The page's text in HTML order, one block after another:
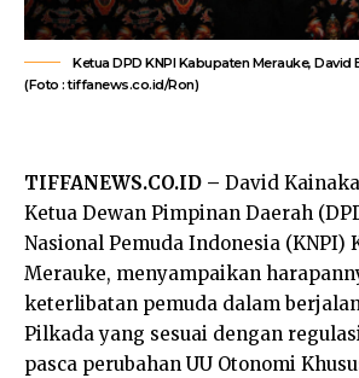
Ketua DPD KNPI Kabupaten Merauke, David
(Foto : tiffanews.co.id/Ron)
TIFFANEWS.CO.ID – David
Ketua Dewan Pimpinan Daerah
Nasional Pemuda Indonesia (KNPI)
Merauke, menyampaikan
keterlibatan pemuda dalam
Pilkada yang sesuai dengan
pasca perubahan UU Otonomi